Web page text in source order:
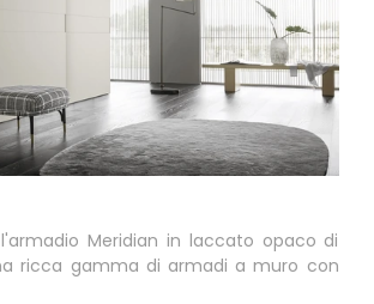
Meridian in laccato opaco di
ricca gamma di armadi a muro con